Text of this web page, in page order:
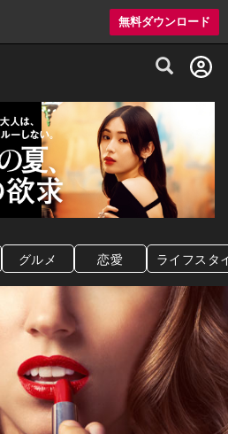
無料ダウンロード
ルメ情報・プレミアムレストラン予約
グルメ 恋愛 ライフスタ